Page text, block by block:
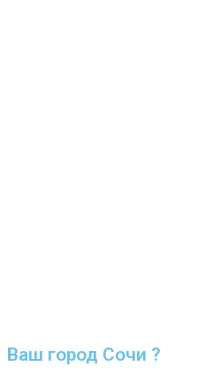
Ваш город Сочи ?